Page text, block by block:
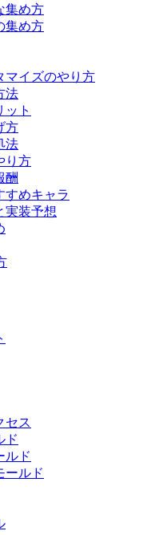
集め方
集め方
マイズのやり方
法
ット
方
法
り方
酬
すめキャラ
実装予想
セス
ド
ルド
ールド